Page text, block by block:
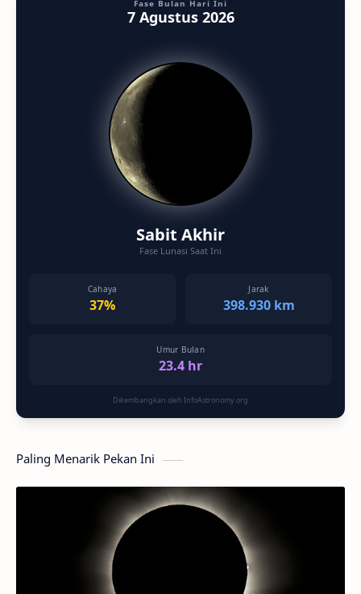
Fase Bulan Hari Ini
7 Agustus 2026
Sabit Akhir
Fase Lunasi Saat Ini
Cahaya
37%
Jarak
398.930 km
Umur Bulan
23.4 hr
Dikembangkan oleh InfoAstronomy.org
Paling Menarik Pekan Ini